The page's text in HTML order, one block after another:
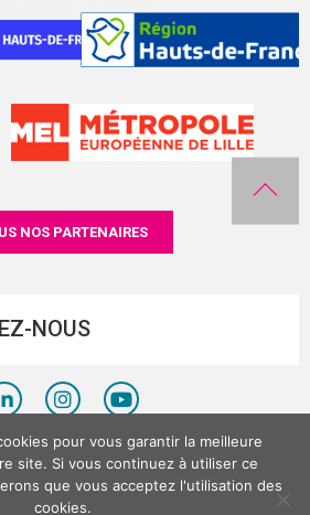
NOS PARTENAIRES
NOUS
Politique de confidentialité
Mentions légales
pour vous garantir la meilleure
site. Si vous continuez à utiliser ce
que vous acceptez l'utilisation des
cookies.